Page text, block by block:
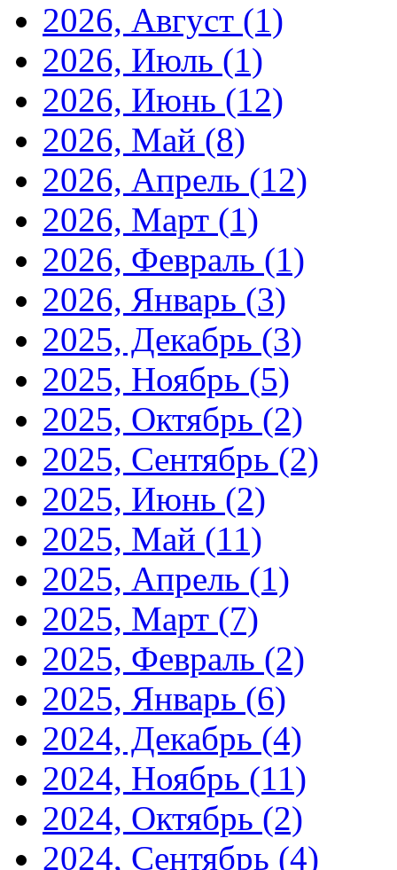
2026, Август (1)
2026, Июль (1)
2026, Июнь (12)
2026, Май (8)
2026, Апрель (12)
2026, Март (1)
2026, Февраль (1)
2026, Январь (3)
2025, Декабрь (3)
2025, Ноябрь (5)
2025, Октябрь (2)
2025, Сентябрь (2)
2025, Июнь (2)
2025, Май (11)
2025, Апрель (1)
2025, Март (7)
2025, Февраль (2)
2025, Январь (6)
2024, Декабрь (4)
2024, Ноябрь (11)
2024, Октябрь (2)
2024, Сентябрь (4)